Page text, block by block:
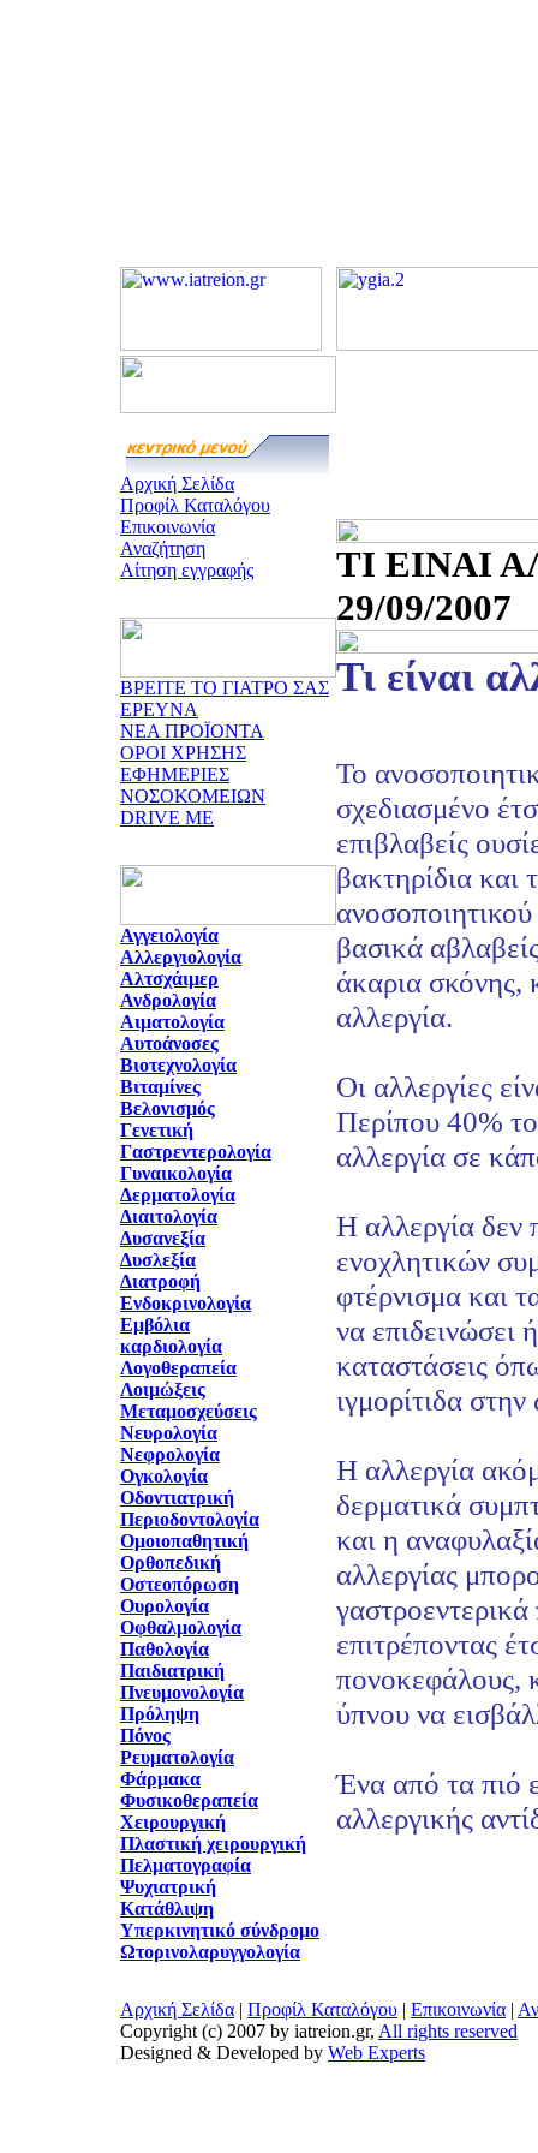
Αρχική Σελίδα
Προφίλ Καταλόγου
Επικοινωνία
Αναζήτηση
Αίτηση εγγραφής
ΒΡΕΙΤΕ ΤΟ ΓΙΑΤΡΟ ΣΑΣ
ΕΡΕΥΝΑ
ΝΕΑ ΠΡΟΪΟΝΤΑ
ΟΡΟΙ ΧΡΗΣΗΣ
ΕΦΗΜΕΡΙΕΣ
ΝΟΣΟΚΟΜΕΙΩΝ
DRIVE ME
Αγγειολογία
Αλλεργιολογία
Αλτσχάιμερ
Ανδρολογία
Αιματολογία
Αυτοάνοσες
Βιοτεχνολογία
Βιταμίνες
Βελονισμός
Γενετική
Γαστρεντερολογία
Γυναικολογία
Δερματολογία
Διαιτολογία
Δυσανεξία
Δυσλεξία
Διατροφή
Ενδοκρινολογία
Εμβόλια
καρδιολογία
Λογοθεραπεία
Λοιμώξεις
Μεταμοσχεύσεις
Νευρολογία
Νεφρολογία
Ογκολογία
Οδοντιατρική
Περιοδοντολογία
Ομοιοπαθητική
Ορθοπεδική
Οστεοπόρωση
Ουρολογία
Οφθαλμολογία
Παθολογία
Παιδιατρική
Πνευμονολογία
Πρόληψη
Πόνος
Ρευματολογία
Φάρμακα
Φυσικοθεραπεία
Χειρουργική
Πλαστική χειρουργική
Πελματογραφία
Ψυχιατρική
Κατάθλιψη
Υπερκινητικό σύνδρομο
Ωτορινολαρυγγολογία
ΤΙ ΕΙΝΑΙ
29/09/2007
Τι είναι
Το
σχεδιασμένο
επιβλαβείς
βακτηρίδια και
βασικά
άκαρια σκόνης,
αλλεργία.
Οι αλλεργίες
Περίπου 40%
αλλεργία σε
Η αλλεργία δεν
ενοχλητικών
φτέρνισμα και
να επιδεινώσει
καταστάσεις
ιγμορίτιδα στην
Η αλλεργία
δερματικά
και η
αλλεργίας
επιτρέποντας
πονοκεφάλους,
ύπνου να
Ένα από τα πιό
αλλεργικής
Αρχική Σελίδα | Προφίλ Καταλόγου | Επικοινωνία |
Copyright (c) 2007 by iatreion.gr, All rights reserved
Designed & Developed by Web Experts